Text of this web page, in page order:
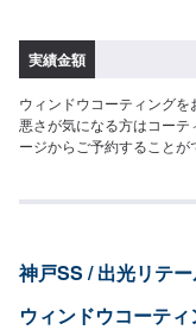
実績金額
ウィンドウコーティング
悪さが気になる方はコー
ージからご予約すること
SS~Mサイズ：1,650円L〜
神戸SS / 出光リテ
ウィンドウコーティ